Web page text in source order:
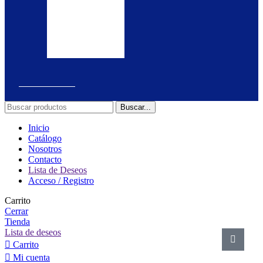
Buscar...
Inicio
Catálogo
Nosotros
Contacto
Lista de Deseos
Acceso / Registro
Carrito
Cerrar
Tienda
Lista de deseos
Carrito
Mi cuenta